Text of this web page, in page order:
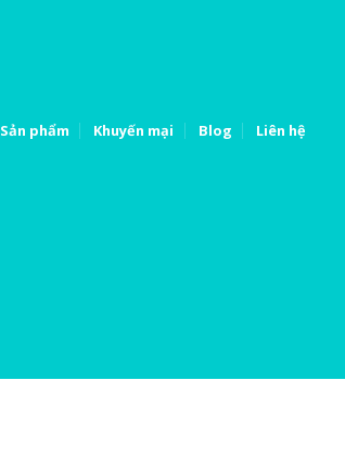
Sản phẩm Khuyến mại Blog Liên hệ